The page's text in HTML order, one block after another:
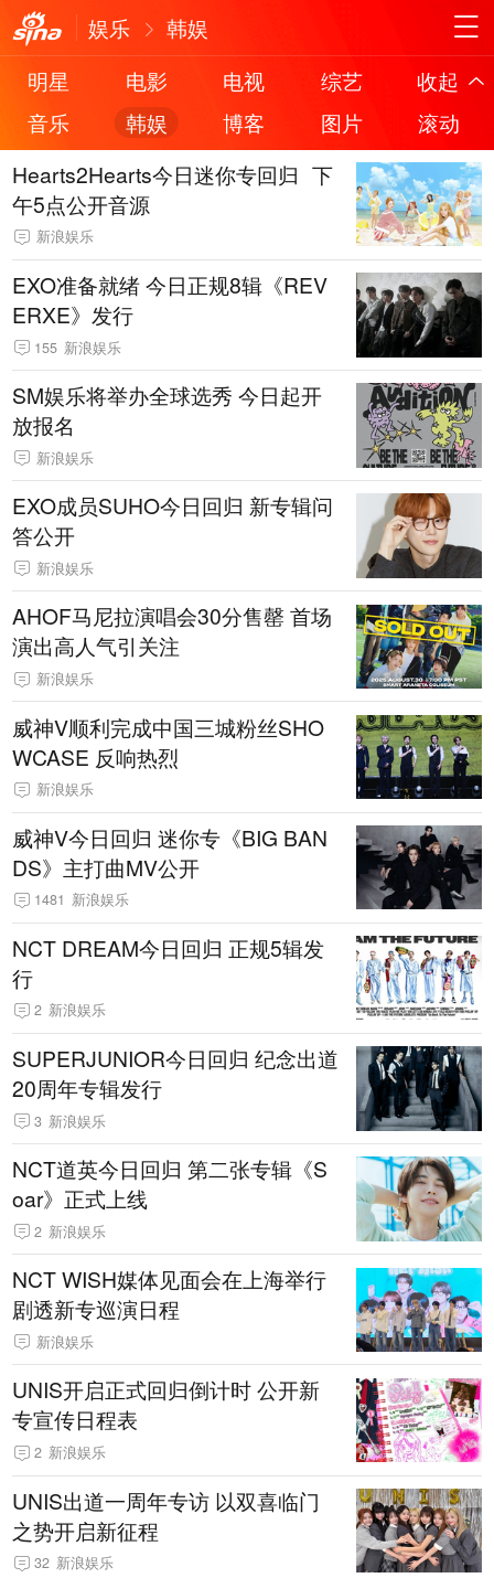
娱乐
韩娱
明星
电影 电视 综艺
收起
音乐
韩娱 博客 图片
滚动
Hearts2Hearts今日迷你专回归 下
午5点公开音源
新浪娱乐
EXO准备就绪 今日正规8辑《REV
ERXE》发行
155 新浪娱乐
SM娱乐将举办全球选秀 今日起开
放报名
新浪娱乐
EXO成员SUHO今日回归 新专辑问
答公开
新浪娱乐
AHOF马尼拉演唱会30分售罄 首场
演出高人气引关注
新浪娱乐
威神V顺利完成中国三城粉丝SHO
WCASE 反响热烈
新浪娱乐
威神V今日回归 迷你专《BIG BAN
DS》主打曲MV公开
1481 新浪娱乐
NCT DREAM今日回归 正规5辑发
行
2 新浪娱乐
SUPERJUNIOR今日回归 纪念出道
20周年专辑发行
3 新浪娱乐
NCT道英今日回归 第二张专辑《S
oar》正式上线
2 新浪娱乐
NCT WISH媒体见面会在上海举行
剧透新专巡演日程
新浪娱乐
UNIS开启正式回归倒计时 公开新
专宣传日程表
2 新浪娱乐
UNIS出道一周年专访 以双喜临门
之势开启新征程
32 新浪娱乐